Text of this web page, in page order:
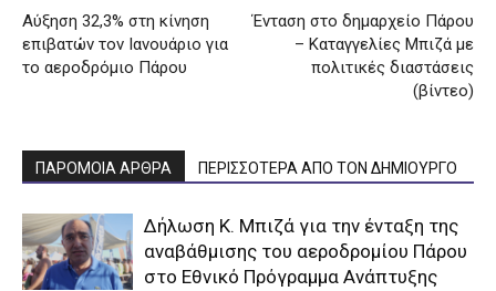
Αύξηση 32,3% στη κίνηση
επιβατών τον Ιανουάριο για
το αεροδρόμιο Πάρου
Ένταση στο δημαρχείο Πάρου
– Καταγγελίες Μπιζά με
πολιτικές διαστάσεις
(βίντεο)
ΠΑΡΟΜΟΙΑ ΑΡΘΡΑ ΠΕΡΙΣΣΟΤΕΡΑ ΑΠΟ ΤΟΝ ΔΗΜΙΟΥΡΓΟ
Δήλωση Κ. Μπιζά για την ένταξη της
αναβάθμισης του αεροδρομίου Πάρου
στο Εθνικό Πρόγραμμα Ανάπτυξης